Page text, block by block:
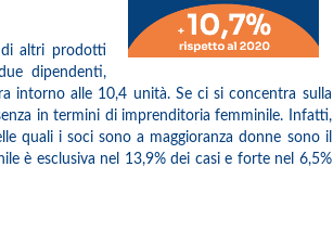
di altri prodotti
dipendenti,
intorno alle 10,4 unità. Se ci si concentra sulla
in termini di imprenditoria femminile. Infatti,
quali i soci sono a maggioranza donne sono il
è esclusiva nel 13,9% dei casi e forte nel 6,5%